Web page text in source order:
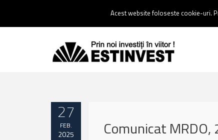
0237 238 900 |Email :contact@estinvest.ro
27
FEB.
2025 Comunicat
Acest website foloseste cookie-uri.